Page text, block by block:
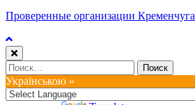
Проверенные организации Кременчуга
Найти:
Українською »